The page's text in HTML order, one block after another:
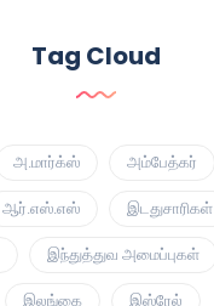
Tag Cloud
அ.மார்க்ஸ் அம்பேத்கர்
ஆர்.எஸ்.எஸ் இடதுசாரிகள்
இந்துத்துவ அமைப்புகள்
இலங்கை இஸ்ரேல்